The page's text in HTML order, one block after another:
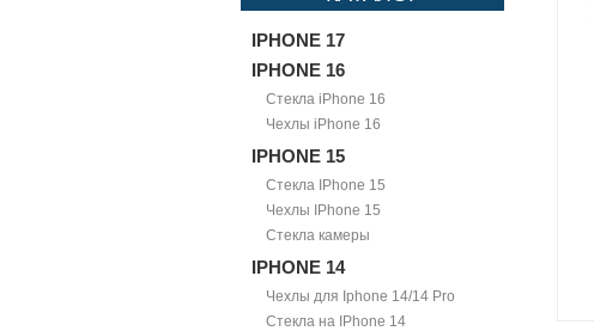
IPHONE 17
IPHONE 16
Стекла iPhone 16
Чехлы iPhone 16
IPHONE 15
Стекла IPhone 15
Чехлы IPhone 15
Стекла камеры
IPHONE 14
Чехлы для Iphone 14/14 Pro
Стекла на IPhone 14